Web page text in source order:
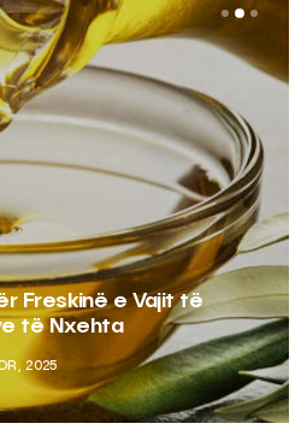
Freskinë e Vajit të
të Nxehta
2025